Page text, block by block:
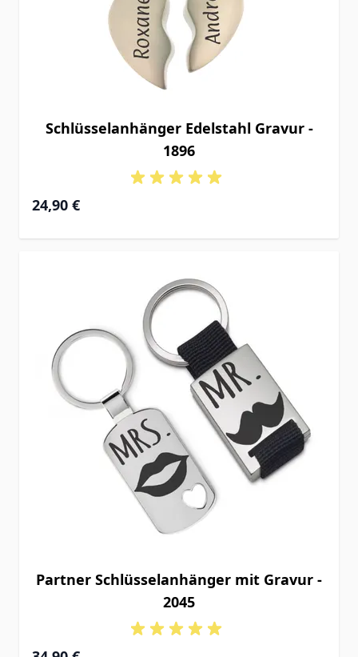
Schlüsselanhänger Edelstahl Gravur -
1896
24,90 €
Partner Schlüsselanhänger mit Gravur -
2045